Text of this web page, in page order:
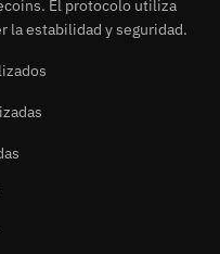
El protocolo utiliza
la estabilidad y seguridad.